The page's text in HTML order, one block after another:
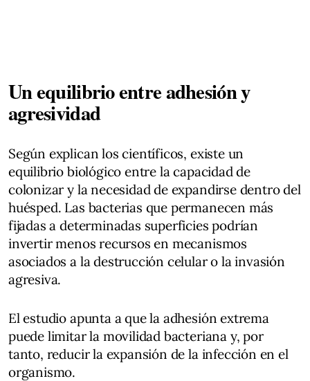
Un equilibrio entre adhesión y
agresividad
Según explican los científicos, existe un
equilibrio biológico entre la capacidad de
colonizar y la necesidad de expandirse dentro del
huésped. Las bacterias que permanecen más
fijadas a determinadas superficies podrían
invertir menos recursos en mecanismos
asociados a la destrucción celular o la invasión
agresiva.
El estudio apunta a que la adhesión extrema
puede limitar la movilidad bacteriana y, por
tanto, reducir la expansión de la infección en el
organismo.